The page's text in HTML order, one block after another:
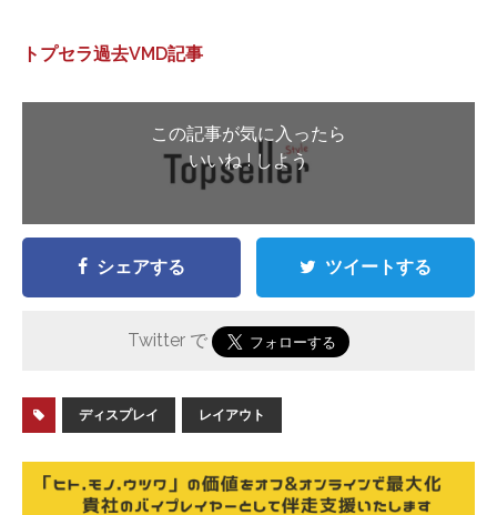
トプセラ過去VMD記事
この記事が気に入ったら
いいね ! しよう
シェアする ツイートする
Twitter で
ディスプレイ レイアウト